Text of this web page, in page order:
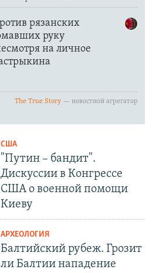
США
"Путин – бандит".
Дискуссии в Конгрессе
США о военной помощи
Киеву
АРХЕОЛОГИЯ
Балтийский рубеж. Грозит
ли Балтии нападение